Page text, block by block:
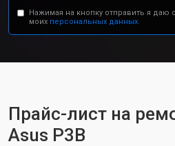
Нажимая на кнопку отправить я даю
моих персональных данных.
Прайс-лист на
Asus P3B